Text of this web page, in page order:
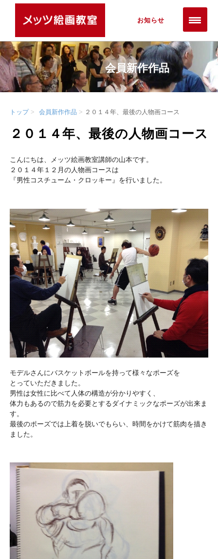
お知らせ
会員新作作品
トップ 会員新作作品 ２０１４年、最後の人物画コース
２０１４年、最後の人物画コース
こんにちは、メッツ絵画教室講師の山本です。
２０１４年１２月の人物画コースは
『男性コスチューム・クロッキー』を行いました。
モデルさんにバスケットボールを持って様々なポーズを
とっていただきました。
男性は女性に比べて人体の構造が分かりやすく、
体力もあるので筋力を必要とするダイナミックなポーズが出来ま
す。
最後のポーズでは上着を脱いでもらい、時間をかけて筋肉を描き
ました。